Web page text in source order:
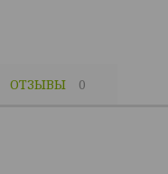
ОТЗЫВЫ 0